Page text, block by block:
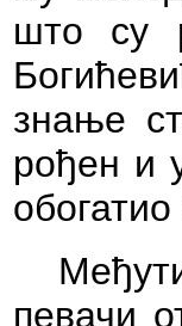
што су
знање
рођен и
певачи